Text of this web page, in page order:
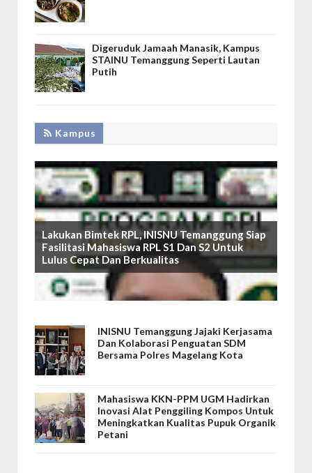
Digeruduk Jamaah Manasik, Kampus
STAINU Temanggung Seperti Lautan
Putih
Kampus
Lakukan Bimtek RPL, INISNU Temanggung Siap
Fasilitasi Mahasiswa RPL S1 Dan S2 Untuk
Lulus Cepat Dan Berkualitas
INISNU Temanggung Jajaki Kerjasama
Dan Kolaborasi Penguatan SDM
Bersama Polres Magelang Kota
Mahasiswa KKN-PPM UGM Hadirkan
Inovasi Alat Penggiling Kompos Untuk
Meningkatkan Kualitas Pupuk Organik
Petani